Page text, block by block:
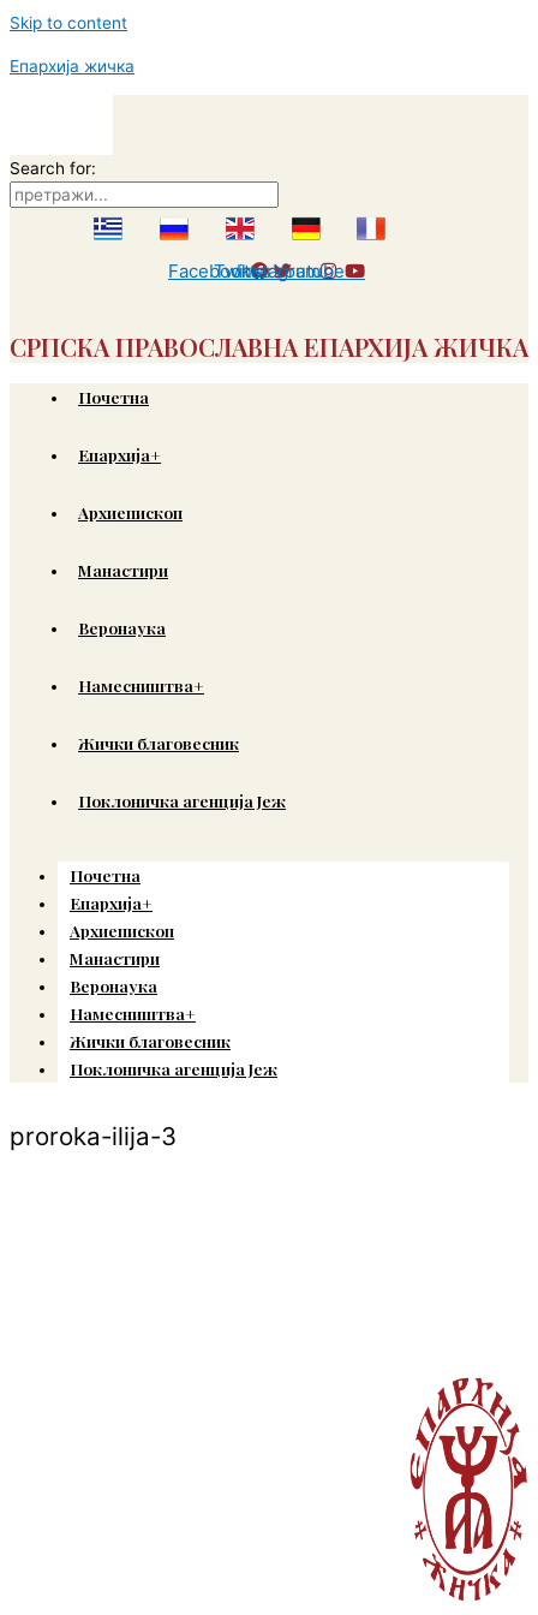
Skip to content
Епархија жичка
Search for:
Facebook
Twitter
Instagram
Youtube
СРПСКА ПРАВОСЛАВНА ЕПАРХИЈА ЖИЧКА
Почетна
Епархија+
Архиепископ
Манастири
Веронаука
Намесништва+
Жички благовесник
Поклоничка агенција Јеж
Почетна
Епархија+
Архиепископ
Манастири
Веронаука
Намесништва+
Жички благовесник
Поклоничка агенција Јеж
proroka-ilija-3